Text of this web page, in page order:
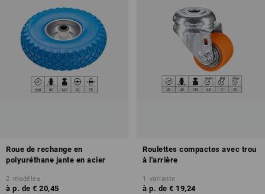
Roue de rechange en
polyuréthane jante en acier
2 modèles
à p. de € 20,45
Roulettes compactes avec trou
à l'arrière
1 variante
à p. de € 19,24